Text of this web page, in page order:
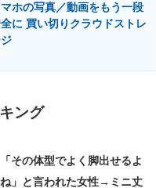
マホの写真／動画をもう一段
に 買い切りクラウドストレ
ング
「その体型でよく脚出せるよ
ね」と言われた女性→ミニ丈